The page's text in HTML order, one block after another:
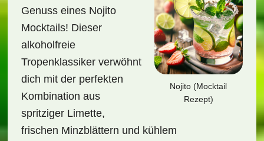
Nojito (Mocktail
Rezept)
Genuss eines Nojito
Mocktails! Dieser
alkoholfreie
Tropenklassiker verwöhnt
dich mit der perfekten
Kombination aus
spritziger Limette,
frischen Minzblättern und kühlem